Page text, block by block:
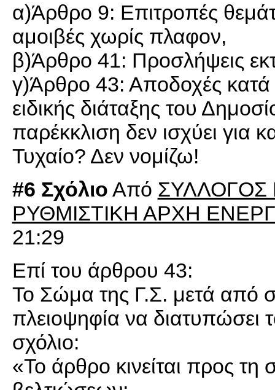
α)Άρθρο 9: Επιτροπές
αμοιβές χωρίς πλαφον,
β)Άρθρο 41: Προσλήψεις
γ)Άρθρο 43: Αποδοχές κατά
ειδικής διάταξης του
παρέκκλιση δεν ισχύει για
Τυχαίο? Δεν νομίζω!
#6 Σχόλιο Από
ΡΥΘΜΙΣΤΙΚΗ ΑΡΧΗ
21:29
Επί του άρθρου 43:
Το Σώμα της Γ.Σ. μετά από
πλειοψηφία να διατυπώσει
σχόλιο:
«Το άρθρο κινείται προς